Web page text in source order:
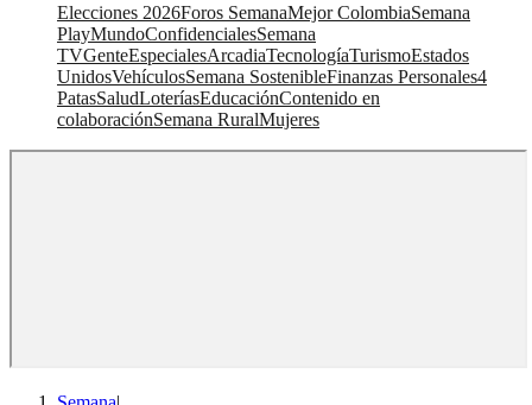
Elecciones 2026Foros SemanaMejor ColombiaSemana
PlayMundoConfidencialesSemana
TVGenteEspecialesArcadiaTecnologíaTurismoEstados
UnidosVehículosSemana SostenibleFinanzas Personales4
PatasSaludLoteríasEducaciónContenido en
colaboraciónSemana RuralMujeres